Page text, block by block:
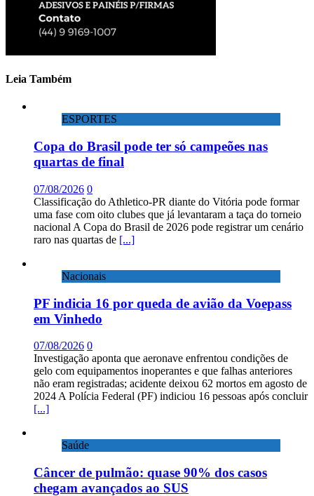
Leia Também
ESPORTES
Copa do Brasil pode ter só campeões nas
quartas de final
07/08/2026 0
Classificação do Athletico-PR diante do Vitória pode formar
uma fase com oito clubes que já levantaram a taça do torneio
nacional A Copa do Brasil de 2026 pode registrar um cenário
raro nas quartas de [...]
Nacionais
PF indicia 16 por queda de avião da Voepass
em Vinhedo
07/08/2026 0
Investigação aponta que aeronave enfrentou condições de
gelo com equipamentos inoperantes e que falhas anteriores
não eram registradas; acidente deixou 62 mortos em agosto de
2024 A Polícia Federal (PF) indiciou 16 pessoas após concluir
[...]
Saúde
Câncer de pulmão: quase 90% dos casos
chegam avançados ao SUS